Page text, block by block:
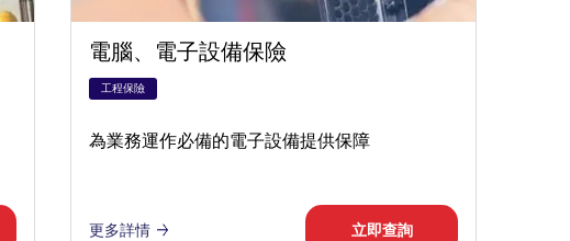
電腦、電子設備保險
工程保險
為業務運作必備的電子設備提供保障
更多詳情 立即查詢